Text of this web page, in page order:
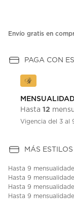
Envío gratis en
PAGA CON
Hasta 12
Vigencia del 3 al
MÁS
Hasta 9
Hasta 9
Hasta 9
Hasta 9